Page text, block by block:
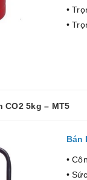
•
•
CO2 5kg – MT5
Bán
•
•